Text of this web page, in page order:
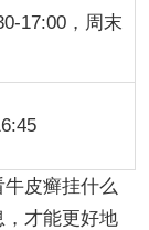
17:00，周末
皮癣挂什么
才能更好地